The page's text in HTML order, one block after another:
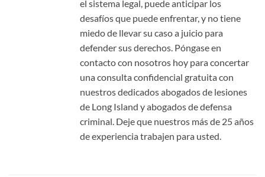
el sistema legal, puede anticipar los
desafíos que puede enfrentar, y no tiene
miedo de llevar su caso a juicio para
defender sus derechos. Póngase en
contacto con nosotros hoy para concertar
una consulta confidencial gratuita con
nuestros dedicados abogados de lesiones
de Long Island y abogados de defensa
criminal. Deje que nuestros más de 25 años
de experiencia trabajen para usted.